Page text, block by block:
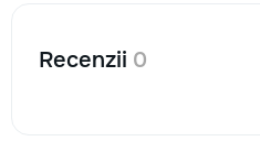
Recenzii 0